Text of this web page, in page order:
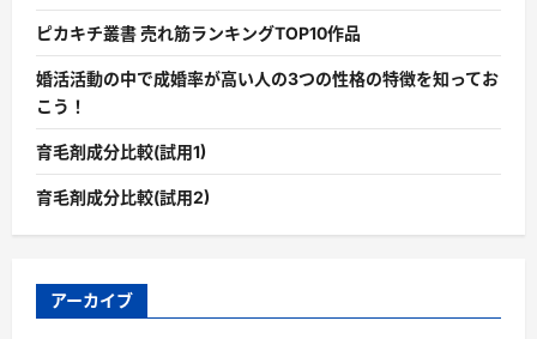
ピカキチ叢書 売れ筋ランキングTOP10作品
婚活活動の中で成婚率が高い人の3つの性格の特徴を知ってお
こう！
育毛剤成分比較(試用1)
育毛剤成分比較(試用2)
アーカイブ